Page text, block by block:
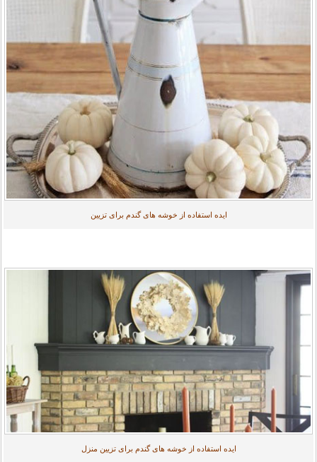
ایده استفاده از خوشه های گندم برای تزیین
ایده استفاده از خوشه های گندم برای تزیین منزل